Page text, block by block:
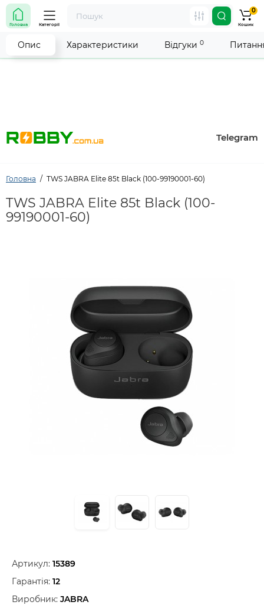
Увага! Роботу магазину тимчасово припинено. Ми
робимо все можливе, щоб відновити прийом
замовлень якнайшвидше.
Telegram
Головна Категорії
0
Кошик
Головна TWS JABRA Elite 85t Black (100-99190001-60)
TWS JABRA Elite 85t Black (100-
99190001-60)
Артикул: 15389
Гарантія: 12
Виробник: JABRA
Опис Характеристики Відгуки 0